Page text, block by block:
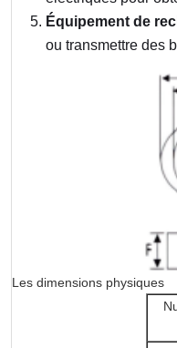
Équipement de
ou transmettre des
Les dimensions physiques